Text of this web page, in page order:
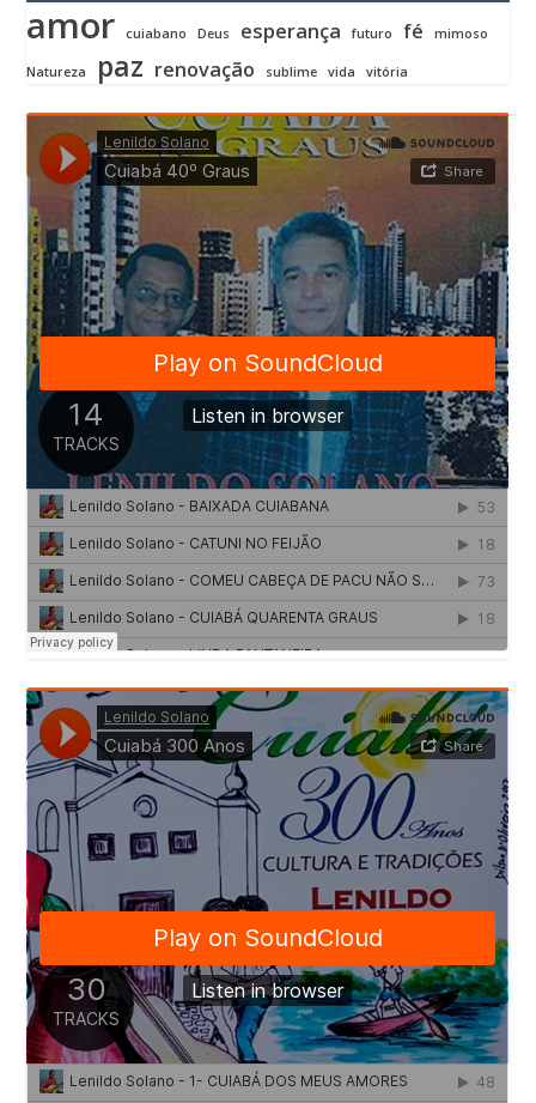
amor cuiabano Deus esperança futuro fé mimoso
Natureza paz renovação sublime vida vitória